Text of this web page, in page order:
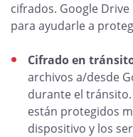
cifrados. Google
para ayudarle a
Cifrado en
archivos a/desde
durante el
están protegidos
dispositivo y los